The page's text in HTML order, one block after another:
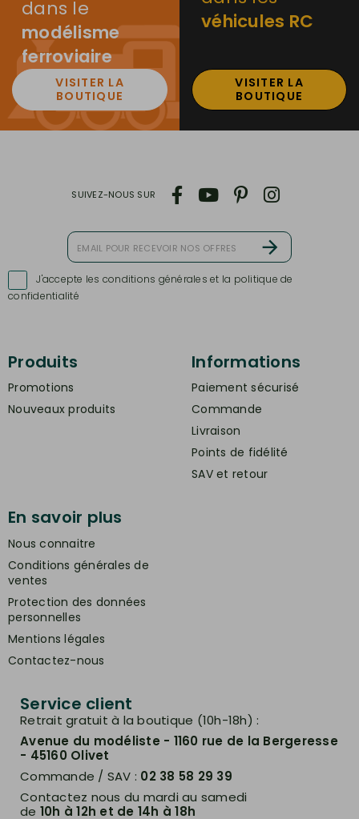
dans le
modélisme
ferroviaire
VISITER LA
BOUTIQUE
véhicules RC
VISITER LA
BOUTIQUE
J'accepte les conditions générales et la politique de
confidentialité
SUIVEZ-NOUS SUR
Produits
Promotions
Nouveaux produits
Informations
Paiement sécurisé
Commande
Livraison
Points de fidélité
SAV et retour
En savoir plus
Nous connaitre
Conditions générales de
ventes
Protection des données
personnelles
Mentions légales
Contactez-nous
Service client
Retrait gratuit à la boutique (10h-18h) :
Avenue du modéliste - 1160 rue de la Bergeresse
- 45160 Olivet
Commande / SAV : 02 38 58 29 39
Contactez nous du mardi au samedi
de 10h à 12h et de 14h à 18h